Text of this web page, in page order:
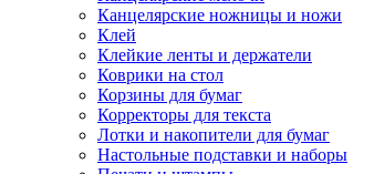
Канцелярские ножницы и ножи
Клей
Клейкие ленты и держатели
Коврики на стол
Корзины для бумаг
Корректоры для текста
Лотки и накопители для бумаг
Настольные подставки и наборы